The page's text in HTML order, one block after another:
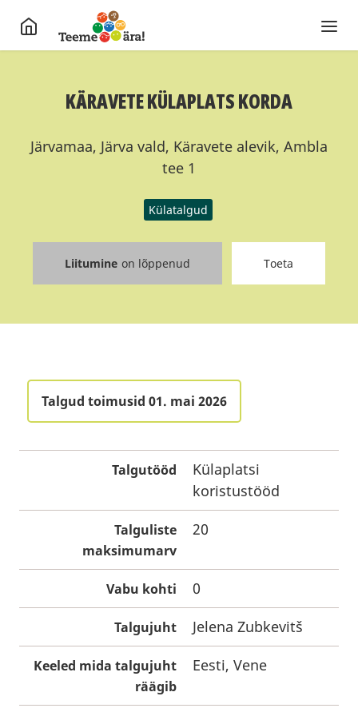
KÄRAVETE KÜLAPLATS KORDA
Järvamaa, Järva vald, Käravete alevik, Ambla
tee 1
Külatalgud
Liitumine on lõppenud Toeta
Talgud toimusid 01. mai 2026
Talgutööd
Külaplatsi
koristustööd
Talguliste
maksimumarv
20
Vabu kohti 0
Talgujuht Jelena Zubkevitš
Keeled mida talgujuht
räägib
Eesti, Vene